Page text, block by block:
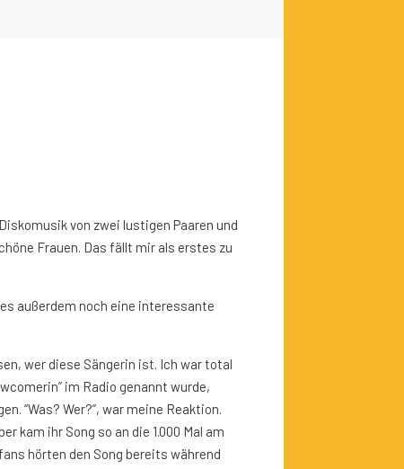
von zwei lustigen Paaren und
Frauen. Das fällt mir als erstes zu
außerdem noch eine interessante
wer diese Sängerin ist. Ich war total
im Radio genannt wurde,
“Was? Wer?”, war meine Reaktion.
kam ihr Song so an die 1.000 Mal am
hörten den Song bereits während